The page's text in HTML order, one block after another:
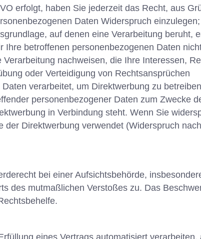
erfolgt, haben Sie jederzeit das Recht, aus
Daten Widerspruch
auf denen eine Verarbeitung beruht,
betroffenen personenbezogenen Daten
nachweisen, die Ihre Interessen,
oder Verteidigung von Rechtsansprüchen
verarbeitet, um Direktwerbung zu
personenbezogener Daten zum Zwecke
in Verbindung steht. Wenn Sie
Direktwerbung verwendet (Widerspruch
bei einer Aufsichtsbehörde,
des mutmaßlichen Verstoßes zu. Das
eines Vertrags automatisiert verarbeiten,